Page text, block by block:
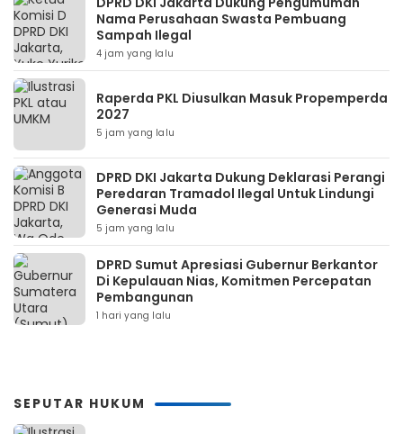
Nama Perusahaan Swasta Pembuang
Sampah Ilegal
4 jam yang lalu
Raperda PKL Diusulkan Masuk Propemperda
2027
5 jam yang lalu
DPRD DKI Jakarta Dukung Deklarasi Perangi
Peredaran Tramadol Ilegal Untuk Lindungi
Generasi Muda
5 jam yang lalu
DPRD Sumut Apresiasi Gubernur Berkantor
Di Kepulauan Nias, Komitmen Percepatan
Pembangunan
1 hari yang lalu
SEPUTAR HUKUM